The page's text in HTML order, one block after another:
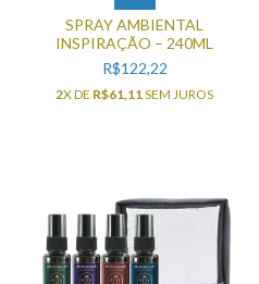
SPRAY AMBIENTAL
INSPIRAÇÃO – 240ML
R$122,22
2X DE R$61,11 SEM JUROS